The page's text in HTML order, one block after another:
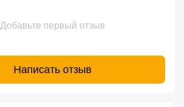
Добавьте первый отзыв
Написать отзыв